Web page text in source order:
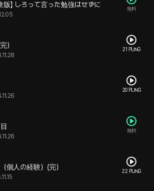
版】 しろって言った勉強はせずに 無料
） 21 PLING
20 PLING
目 無料
個人の経験）(完） 22 PLING